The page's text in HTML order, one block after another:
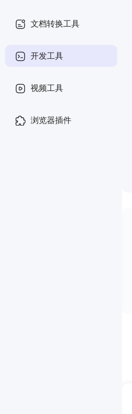
文档转换工具
开发工具
视频工具
浏览器插件